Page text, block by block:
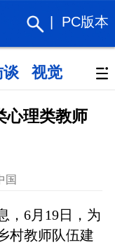
PC版本
谈 视觉 政策
心理类教师
国
，6月19日，为
村教师队伍建